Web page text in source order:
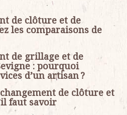
de clôture et de
les comparaisons de
de grillage et de
: pourquoi
d’un artisan ?
de clôture et
faut savoir